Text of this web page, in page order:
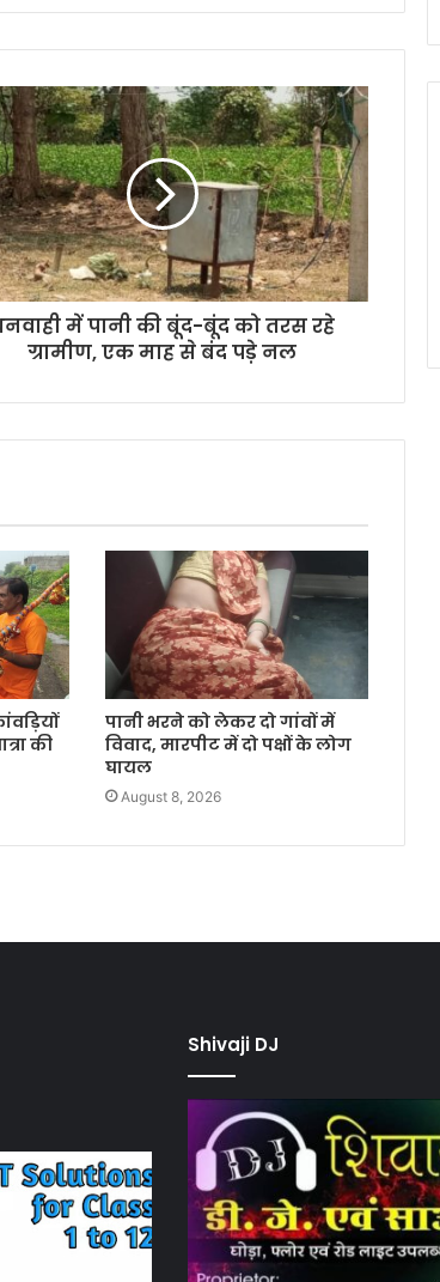
में पानी की बूंद-बूंद को तरस रहे
ग्रामीण, एक माह से बंद पड़े नल
की
पानी भरने को लेकर दो गांवों में
विवाद, मारपीट में दो पक्षों के लोग
घायल
August 8, 2026
Shivaji DJ